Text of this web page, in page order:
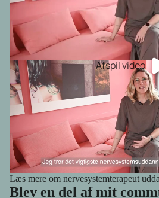
Afspil video
Læs mere om nervesystemterapeut
Blev en del af mit